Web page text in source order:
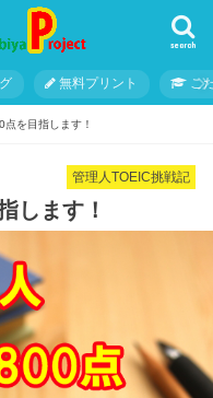
search
無料プリント こ
を目指します！
管理人TOEIC挑戦記
します！